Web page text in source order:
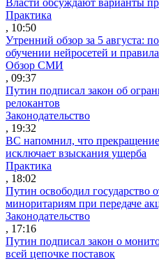
Практика
, 10:50
Утренний обзор за 5 августа:
обучении нейросетей и
Обзор СМИ
, 09:37
Путин подписал закон об
релокантов
Законодательство
, 19:32
ВС напомнил, что прекращение
исключает взыскания ущерба
Практика
, 18:02
Путин освободил государство
миноритариям при передаче
Законодательство
, 17:16
Путин подписал закон о
всей цепочке поставок